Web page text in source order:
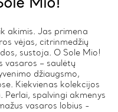
Mio!
akimis. Jas primena
vėjas, citrinmedžių
sustoja. O Sole Mio!
vasaros – saulėtų
džiaugsmo,
Kiekvienas kolekcijos
spalvingi akmenys
vasaros lobius -